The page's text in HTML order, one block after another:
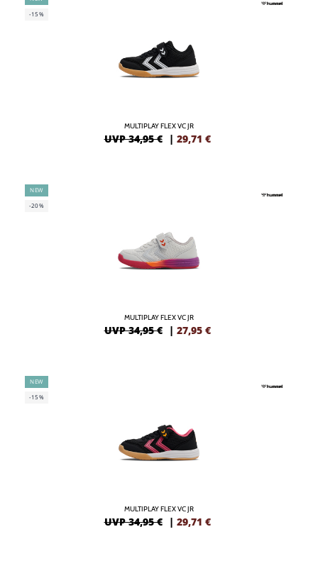
-15%
MULTIPLAY FLEX VC JR
UVP 34,95 € | 29,71 €
NEW
-20%
MULTIPLAY FLEX VC JR
UVP 34,95 € | 27,95 €
NEW
-15%
MULTIPLAY FLEX VC JR
UVP 34,95 € | 29,71 €